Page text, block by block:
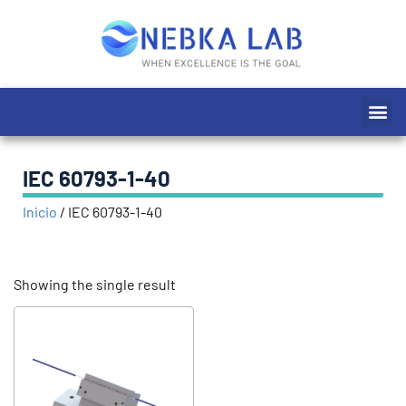
IEC 60793-1-40
Inicio / IEC 60793-1-40
Showing the single result